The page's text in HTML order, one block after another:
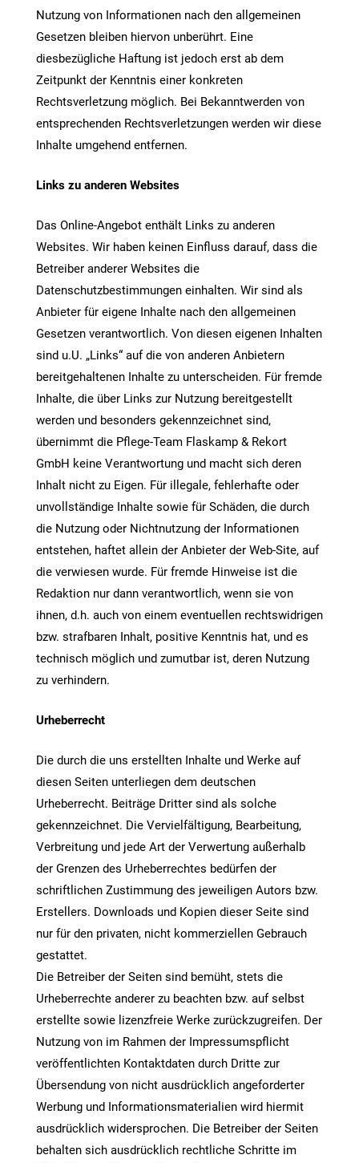
Nutzung von Informationen nach den allgemeinen
Gesetzen bleiben hiervon unberührt. Eine
diesbezügliche Haftung ist jedoch erst ab dem
Zeitpunkt der Kenntnis einer konkreten
Rechtsverletzung möglich. Bei Bekanntwerden von
entsprechenden Rechtsverletzungen werden wir diese
Inhalte umgehend entfernen.
Links zu anderen Websites
Das Online-Angebot enthält Links zu anderen
Websites. Wir haben keinen Einfluss darauf, dass die
Betreiber anderer Websites die
Datenschutzbestimmungen einhalten. Wir sind als
Anbieter für eigene Inhalte nach den allgemeinen
Gesetzen verantwortlich. Von diesen eigenen Inhalten
sind u.U. „Links“ auf die von anderen Anbietern
bereitgehaltenen Inhalte zu unterscheiden. Für fremde
Inhalte, die über Links zur Nutzung bereitgestellt
werden und besonders gekennzeichnet sind,
übernimmt die Pflege-Team Flaskamp & Rekort
GmbH keine Verantwortung und macht sich deren
Inhalt nicht zu Eigen. Für illegale, fehlerhafte oder
unvollständige Inhalte sowie für Schäden, die durch
die Nutzung oder Nichtnutzung der Informationen
entstehen, haftet allein der Anbieter der Web-Site, auf
die verwiesen wurde. Für fremde Hinweise ist die
Redaktion nur dann verantwortlich, wenn sie von
ihnen, d.h. auch von einem eventuellen rechtswidrigen
bzw. strafbaren Inhalt, positive Kenntnis hat, und es
technisch möglich und zumutbar ist, deren Nutzung
zu verhindern.
Urheberrecht
Die durch die uns erstellten Inhalte und Werke auf
diesen Seiten unterliegen dem deutschen
Urheberrecht. Beiträge Dritter sind als solche
gekennzeichnet. Die Vervielfältigung, Bearbeitung,
Verbreitung und jede Art der Verwertung außerhalb
der Grenzen des Urheberrechtes bedürfen der
schriftlichen Zustimmung des jeweiligen Autors bzw.
Erstellers. Downloads und Kopien dieser Seite sind
nur für den privaten, nicht kommerziellen Gebrauch
gestattet.
Die Betreiber der Seiten sind bemüht, stets die
Urheberrechte anderer zu beachten bzw. auf selbst
erstellte sowie lizenzfreie Werke zurückzugreifen. Der
Nutzung von im Rahmen der Impressumspflicht
veröffentlichten Kontaktdaten durch Dritte zur
Übersendung von nicht ausdrücklich angeforderter
Werbung und Informationsmaterialien wird hiermit
ausdrücklich widersprochen. Die Betreiber der Seiten
behalten sich ausdrücklich rechtliche Schritte im